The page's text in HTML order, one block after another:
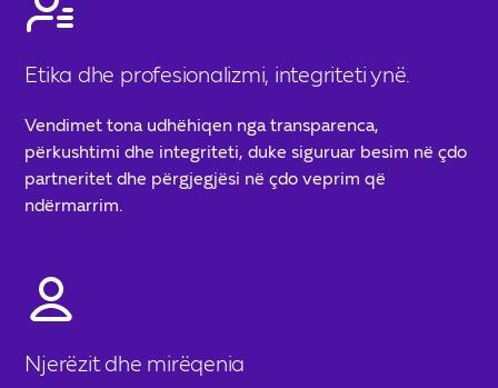
Etika dhe profesionalizmi, integriteti ynë.
Vendimet tona udhëhiqen nga transparenca,
përkushtimi dhe integriteti, duke siguruar besim në çdo
partneritet dhe përgjegjësi në çdo veprim që
ndërmarrim.
Njerëzit dhe mirëqenia